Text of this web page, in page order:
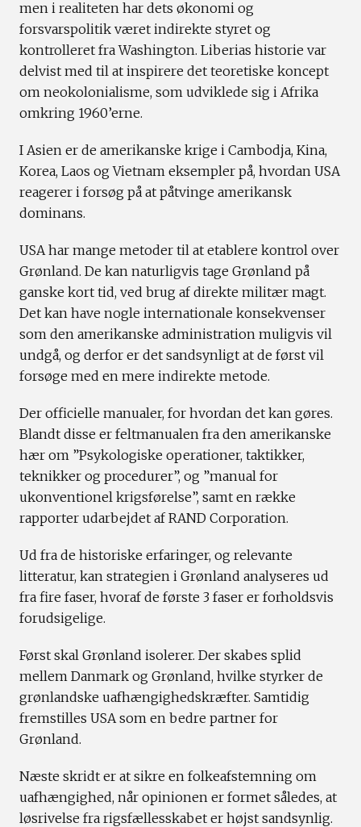
men i realiteten har dets økonomi og
forsvarspolitik været indirekte styret og
kontrolleret fra Washington. Liberias historie var
delvist med til at inspirere det teoretiske koncept
om neokolonialisme, som udviklede sig i Afrika
omkring 1960’erne.
I Asien er de amerikanske krige i Cambodja, Kina,
Korea, Laos og Vietnam eksempler på, hvordan USA
reagerer i forsøg på at påtvinge amerikansk
dominans.
USA har mange metoder til at etablere kontrol over
Grønland. De kan naturligvis tage Grønland på
ganske kort tid, ved brug af direkte militær magt.
Det kan have nogle internationale konsekvenser
som den amerikanske administration muligvis vil
undgå, og derfor er det sandsynligt at de først vil
forsøge med en mere indirekte metode.
Der officielle manualer, for hvordan det kan gøres.
Blandt disse er feltmanualen fra den amerikanske
hær om ”Psykologiske operationer, taktikker,
teknikker og procedurer”, og ”manual for
ukonventionel krigsførelse”, samt en række
rapporter udarbejdet af RAND Corporation.
Ud fra de historiske erfaringer, og relevante
litteratur, kan strategien i Grønland analyseres ud
fra fire faser, hvoraf de første 3 faser er forholdsvis
forudsigelige.
Først skal Grønland isolerer. Der skabes splid
mellem Danmark og Grønland, hvilke styrker de
grønlandske uafhængighedskræfter. Samtidig
fremstilles USA som en bedre partner for
Grønland.
Næste skridt er at sikre en folkeafstemning om
uafhængighed, når opinionen er formet således, at
løsrivelse fra rigsfællesskabet er højst sandsynlig.